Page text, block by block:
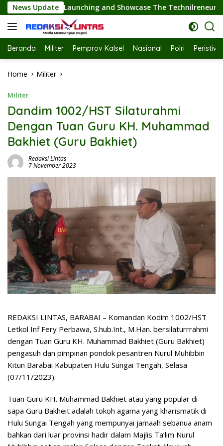
Skip
to
content
News Update
The Technilreneur Park; Wagub Kalsel Hasnuryadi
Beranda Militer Pemprov Kalsel Nasional Polri
Home Militer
Militer
Dandim 1002/HST Silaturahmi
Dengan Tuan Guru KH. Muhammad
Bakhiet (Guru Bakhiet)
Redaksi Lintas
7 November 2023
REDAKSI LINTAS, BARABAI – Komandan Kodim 1002/HST
Letkol Inf Fery Perbawa, S.hub.Int., M.Han. bersilaturrrahmi
dengan Tuan Guru KH. Muhammad Bakhiet (Guru Bakhiet)
pengasuh dan pimpinan pondok pesantren Nurul Muhibbin
Kitun Barabai Kabupaten Hulu Sungai Tengah, Selasa
(07/11/2023).
Tuan Guru KH. Muhammad Bakhiet atau yang popular di
sapa Guru Bakheit adalah tokoh agama yang kharismatik di
Hulu Sungai Tengah yang mempunyai jamaah sebanua anam
bahkan dari luar provinsi hadir dalam Majlis Ta’lim Nurul